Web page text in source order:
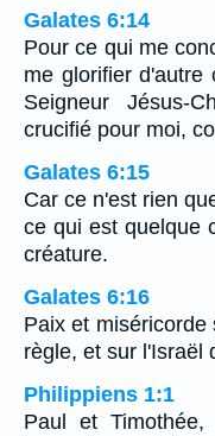
Galates 6:14
Pour ce qui me
me glorifier d'autre
Seigneur Jésus-
crucifié pour moi,
Galates 6:15
Car ce n'est rien
ce qui est quelque
créature.
Galates 6:16
Paix et
règle, et sur l'Israël
Philippiens 1:1
Paul et